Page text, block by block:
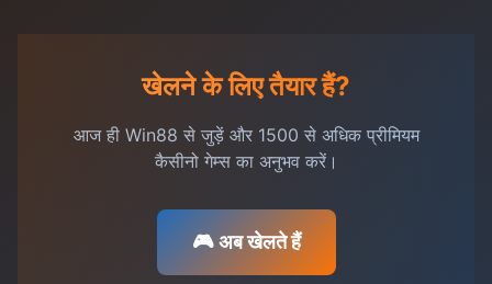
खेलने के लिए तैयार हैं?
आज ही Win88 से जुड़ें और 1500 से अधिक प्रीमियम
कैसीनो गेम्स का अनुभव करें।
🎮 अब खेलते हैं